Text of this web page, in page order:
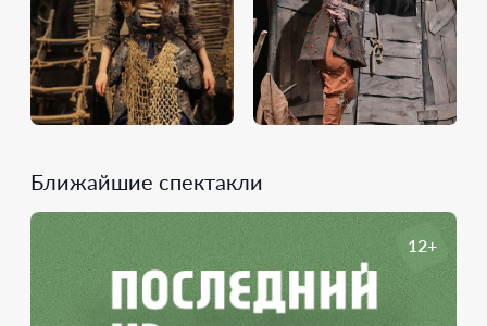
Ближайшие спектакли
12+